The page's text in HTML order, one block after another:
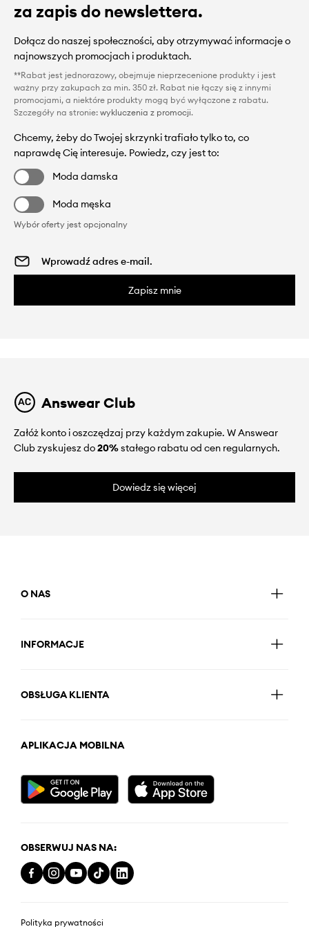
za zapis do newslettera.
Dołącz do naszej społeczności, aby otrzymywać informacje o
najnowszych promocjach i produktach.
**Rabat jest jednorazowy, obejmuje nieprzecenione produkty i jest
ważny przy zakupach za min. 350 zł. Rabat nie łączy się z innymi
promocjami, a niektóre produkty mogą być wyłączone z rabatu.
Szczegóły na stronie: wykluczenia z promocji.
Chcemy, żeby do Twojej skrzynki trafiało tylko to, co
naprawdę Cię interesuje. Powiedz, czy jest to:
Moda damska
Moda męska
Wybór oferty jest opcjonalny
Zapisz mnie
Answear Club
Załóż konto i oszczędzaj przy każdym zakupie. W Answear
Club zyskujesz do20%stałego rabatu od cen regularnych.
Dowiedz się więcej
O NAS
INFORMACJE
OBSŁUGA KLIENTA
APLIKACJA MOBILNA
OBSERWUJ NAS NA:
Polityka prywatności